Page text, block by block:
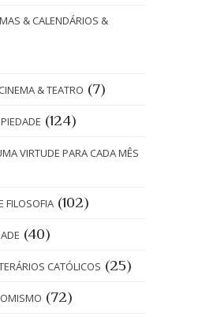
& CALENDÁRIOS &
& TEATRO (7)
(124)
VIRTUDE PARA CADA MÊS
FILOSOFIA (102)
(40)
CATÓLICOS (25)
(72)